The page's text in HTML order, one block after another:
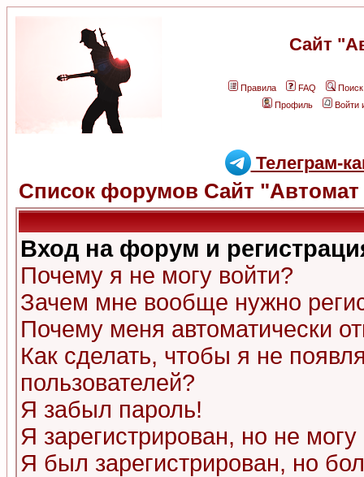
Сайт
Правила FAQ
Поиск
Профиль
Войти
Телеграм-
Список форумов Сайт "Автомат
Вход на форум и
Почему я не могу войти?
Зачем мне вообще нужно
Почему меня автоматически
Как сделать, чтобы я не
пользователей?
Я забыл пароль!
Я зарегистрирован, но не могу
Я был зарегистрирован, но